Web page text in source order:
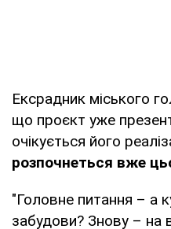
Ексрадник міського
що проєкт уже
очікується його
розпочнеться вже
"Головне питання – а
забудови? Знову – на